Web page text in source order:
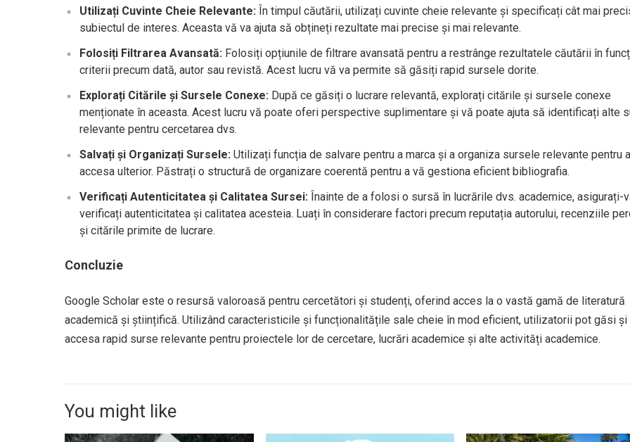
Utilizați Cuvinte Cheie Relevante: În timpul căutării, utilizați cuvinte cheie relevante și specificați cât mai
subiectul de interes. Aceasta vă va ajuta să obțineți rezultate mai precise și mai relevante.
Folosiți Filtrarea Avansată: Folosiți opțiunile de filtrare avansată pentru a restrânge rezultatele căutării în
criterii precum dată, autor sau revistă. Acest lucru vă va permite să găsiți rapid sursele dorite.
Explorați Citările și Sursele Conexe: După ce găsiți o lucrare relevantă, explorați citările și sursele conexe
menționate în aceasta. Acest lucru vă poate oferi perspective suplimentare și vă poate ajuta să identificați alte
relevante pentru cercetarea dvs.
Salvați și Organizați Sursele: Utilizați funcția de salvare pentru a marca și a organiza sursele relevante pentru
accesa ulterior. Păstrați o structură de organizare coerentă pentru a vă gestiona eficient bibliografia.
Verificați Autenticitatea și Calitatea Sursei: Înainte de a folosi o sursă în lucrările dvs. academice, asigurați-
verificați autenticitatea și calitatea acesteia. Luați în considerare factori precum reputația autorului, recenziile
și citările primite de lucrare.
Concluzie
Google Scholar este o resursă valoroasă pentru cercetători și studenți, oferind acces la o vastă gamă de literatură
academică și științifică. Utilizând caracteristicile și funcționalitățile sale cheie în mod eficient, utilizatorii pot găsi și
accesa rapid surse relevante pentru proiectele lor de cercetare, lucrări academice și alte activități academice.
You might like